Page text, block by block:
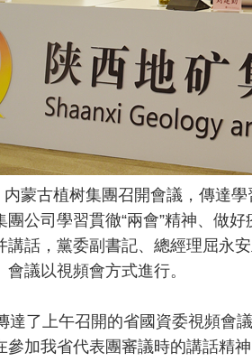
蒙古植树集團召開會議，傳達學
團公司學習貫徹“兩會”精神、做
講話，黨委副書記、總經理屈永
議以視頻會方式進行。
了上午召開的省國資委視頻會
參加我省代表團審議時的講話精